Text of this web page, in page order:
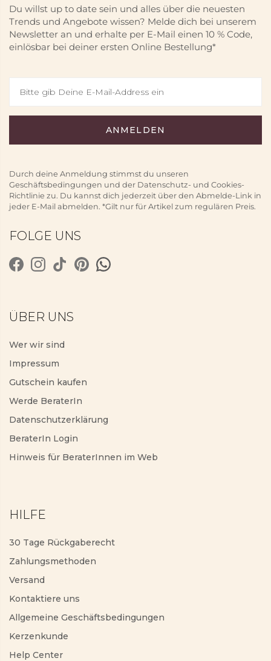
Du willst up to date sein und alles über die neuesten
Trends und Angebote wissen? Melde dich bei unserem
Newsletter an und erhalte per E-Mail einen 10 % Code,
einlösbar bei deiner ersten Online Bestellung*
Durch deine Anmeldung stimmst du unseren
Geschäftsbedingungen und der Datenschutz- und Cookies-
Richtlinie zu. Du kannst dich jederzeit über den Abmelde-Link in
jeder E-Mail abmelden. *Gilt nur für Artikel zum regulären Preis.
FOLGE UNS
ÜBER UNS
Wer wir sind
Impressum
Gutschein kaufen
Werde BeraterIn
Datenschutzerklärung
BeraterIn Login
Hinweis für BeraterInnen im Web
HILFE
30 Tage Rückgaberecht
Zahlungsmethoden
Versand
Kontaktiere uns
Allgemeine Geschäftsbedingungen
Kerzenkunde
Help Center